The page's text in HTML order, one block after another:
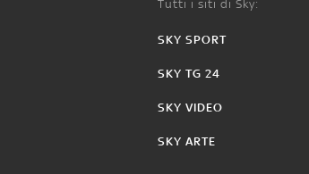
Tutti i siti di Sky:
SKY SPORT
SKY TG 24
SKY VIDEO
SKY ARTE